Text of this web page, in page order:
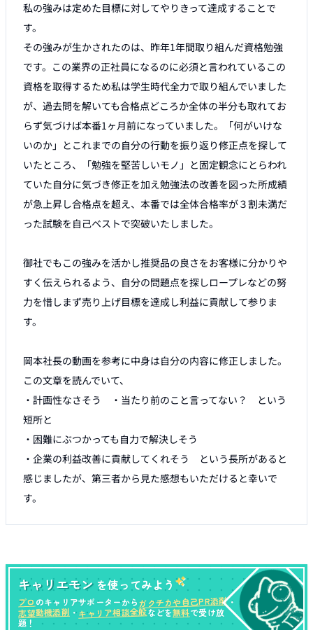
私の強みは定めた目標に対してやりきって達成することで
す。
その強みが生かされたのは、昨年1年間取り組んだ資格勉強
です。この業界の正社員になるのに必須と言われているこの
資格を取得するため私は学生時代全力で取り組んでいました
が、過去問を解いても合格点どころか全体の半分も取れてお
らず気づけば本番1ヶ月前になっていました。「何がいけな
いのか」とこれまでの自分の行動を振り返り修正点を探して
いたところ、「勉強を堅苦しいモノ」と固定観念にとらわれ
ていた自分に気づき修正を加え勉強法の改善を図った所成績
が急上昇し合格点を超え、本番では全体合格率が３割未満だ
った試験を自己ベストで突破いたしました。
御社でもこの強みを活かし推奨品の良さをお客様に分かりや
すく伝えられるよう、自分の問題点を探しロープレなどの努
力を惜しまず売り上げ目標を達成し利益に貢献して参りま
す。
岡本社長の動画を参考に中身は自分の内容に修正しました。
この文章を読んでいて、
・計画性なさそう　・当たり前のこと言ってない？　という
短所と
・困難にぶつかっても自力で解決しそう
・企業の利益改善に貢献してくれそう　という長所があると
感じましたが、第三者から見た感想もいただけると幸いで
す。
キャリエモン を使ってみよう
プロ のキャリアサポーターからガクチカや自己PR添削・
志望動機添削 ・キャリア相談全般などを無料で受け放
題！